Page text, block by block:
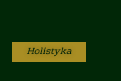
Holistyka